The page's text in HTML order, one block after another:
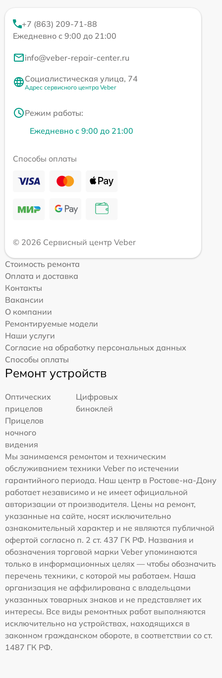
+7 (863) 209-71-88
Ежедневно с 9:00 до 21:00
info@veber-repair-center.ru
Социалистическая улица, 74
Адрес сервисного центра Veber
Режим работы:
Ежедневно с 9:00 до 21:00
Способы оплаты
© 2026 Сервисный центр Veber
Стоимость ремонта
Оплата и доставка
Контакты
Вакансии
О компании
Ремонтируемые модели
Наши услуги
Согласие на обработку персональных данных
Способы оплаты
Ремонт устройств
Оптических
прицелов
Цифровых
биноклей
Прицелов
ночного
видения
Мы занимаемся ремонтом и техническим
обслуживанием техники Veber по истечении
гарантийного периода. Наш центр в Ростове-на-Дону
работает независимо и не имеет официальной
авторизации от производителя. Цены на ремонт,
указанные на сайте, носят исключительно
ознакомительный характер и не являются публичной
офертой согласно п. 2 ст. 437 ГК РФ. Названия и
обозначения торговой марки Veber упоминаются
только в информационных целях — чтобы обозначить
перечень техники, с которой мы работаем. Наша
организация не аффилирована с владельцами
указанных товарных знаков и не представляет их
интересы. Все виды ремонтных работ выполняются
исключительно на устройствах, находящихся в
законном гражданском обороте, в соответствии со ст.
1487 ГК РФ.